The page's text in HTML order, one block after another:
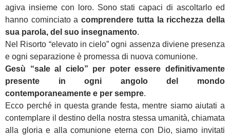
agiva insieme con loro. Sono stati capaci di ascoltarlo ed
hanno cominciato acomprendere tutta la ricchezza della
sua parola, del suo insegnamento.
Nel Risorto “elevato in cielo” ogni assenza diviene presenza
e ogni separazione è promessa di nuova comunione.
Gesù “sale al cielo” per poter essere definitivamente
presente in ogni angolo del mondo
contemporaneamente e per sempre.
Ecco perché in questa grande festa, mentre siamo aiutati a
contemplare il destino della nostra stessa umanità, chiamata
alla gloria e alla comunione eterna con Dio, siamo invitati